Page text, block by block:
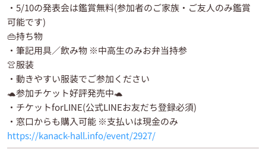
・5/10の発表会は鑑賞無料(参加者のご家族・ご友人のみ鑑賞
可能です)
👜持ち物
・筆記用具／飲み物 ※中高生のみお弁当持参
👚服装
・動きやすい服装でご参加ください
🐢参加チケット好評発売中🐢
・チケットforLINE(公式LINEお友だち登録必須)
・窓口からも購入可能 ※支払いは現金のみ
https://kanack-hall.info/event/2927/